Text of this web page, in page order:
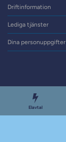
Driftinformation
Lediga tjänster
Dina personuppgifter
Elavtal